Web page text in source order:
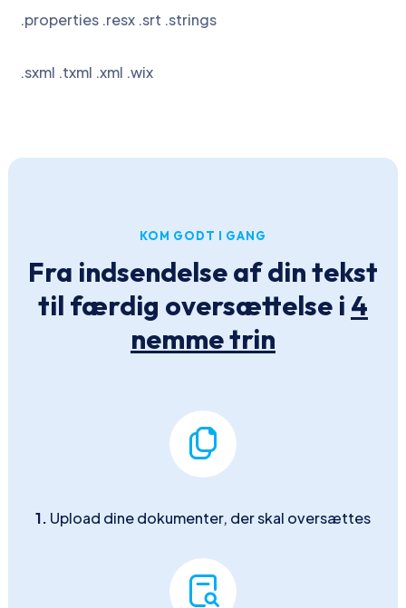
.properties .resx .srt .strings
.sxml .txml .xml .wix
KOM GODT I GANG
Fra indsendelse af din tekst
til færdig oversættelse i 4
nemme trin
1. Upload dine dokumenter, der skal oversættes